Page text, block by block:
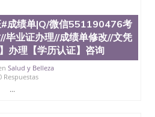
证书查询机构QQ微信
办理QQ微信551190476如何
海外文凭认证办理
塞州立大学（San Jose State
西州立大学”）成立于1857
历史悠久的大学之一，也是美
位于圣何塞市San Jose中
#成绩单|Q/微信551190476考
毕业证办理//成绩单修改//文凭
办理【学历认证】咨询
Salud y Belleza
Respuestas
...